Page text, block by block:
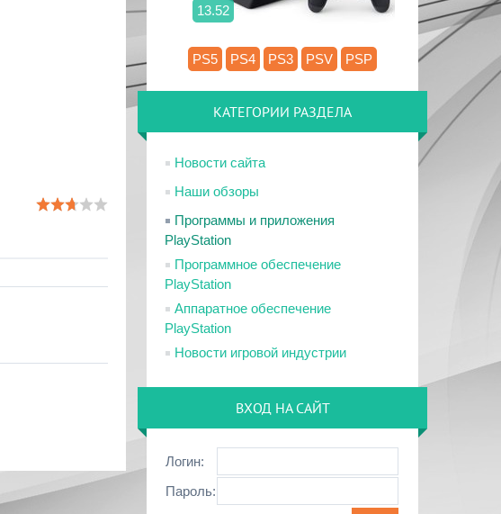
13.52
PS5 PS4 PS3 PSV PSP
КАТЕГОРИИ РАЗДЕЛА
Новости сайта
Наши обзоры
Программы и приложения
PlayStation
Программное обеспечение
PlayStation
Аппаратное обеспечение
PlayStation
Новости игровой индустрии
ВХОД НА САЙТ
Логин:
Пароль: